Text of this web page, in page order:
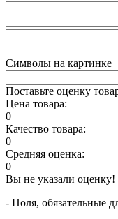
Символы на картинке
Поставьте оценку
Цена товара:
0
Качество товара:
0
Средняя оценка:
0
Вы не указали оценку!
- Поля, обязательные